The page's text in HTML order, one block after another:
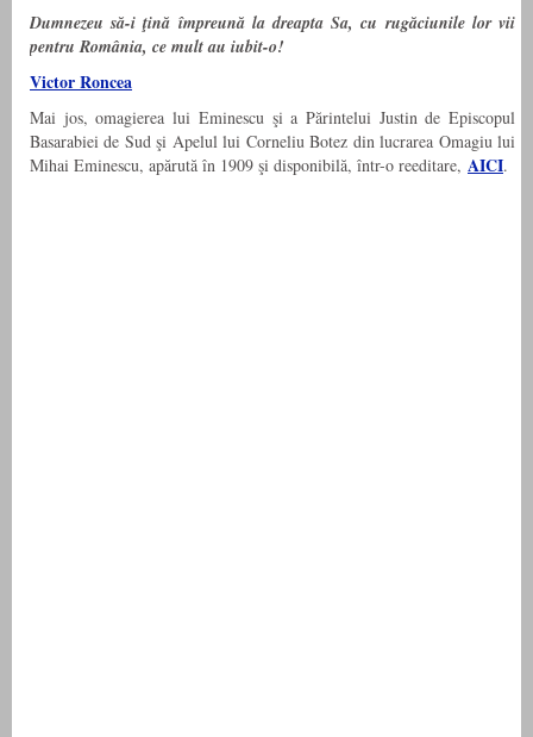
Dumnezeu să-i ţină împreună la dreapta Sa, cu rugăciunile lor vii
pentru România, ce mult au iubit-o!
Victor Roncea
Mai jos, omagierea lui Eminescu şi a Părintelui Justin de Episcopul
Basarabiei de Sud şi Apelul lui Corneliu Botez din lucrarea Omagiu lui
Mihai Eminescu, apărută în 1909 şi disponibilă, într-o reeditare, AICI.